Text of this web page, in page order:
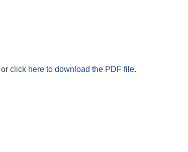
or click here to download the PDF file.